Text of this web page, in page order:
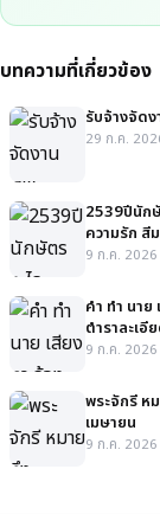
บทความที่เกี่ยวข้อง
รับจ้างจัด
29 ก.ค.
2539ปีนัก
ความรัก สี
9 ก.ค. 2026
คํา ทํา นาย
ตำราละเอี
9 ก.ค. 2026
พระจักรี ห
เมษายน
9 ก.ค. 2026